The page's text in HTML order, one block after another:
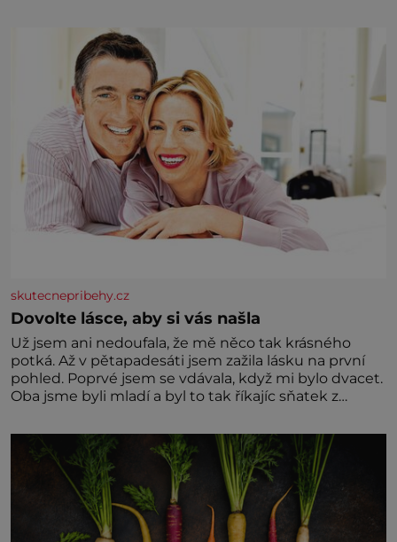
skutecnepribehy.cz
Dovolte lásce, aby si vás našla
Už jsem ani nedoufala, že mě něco tak krásného
potká. Až v pětapadesáti jsem zažila lásku na první
pohled. Poprvé jsem se vdávala, když mi bylo dvacet.
Oba jsme byli mladí a byl to tak říkajíc sňatek z
zaopatřený mladý muž. Manželství nám oběma moc
nesvědčilo, brzy jsme zjistili, že